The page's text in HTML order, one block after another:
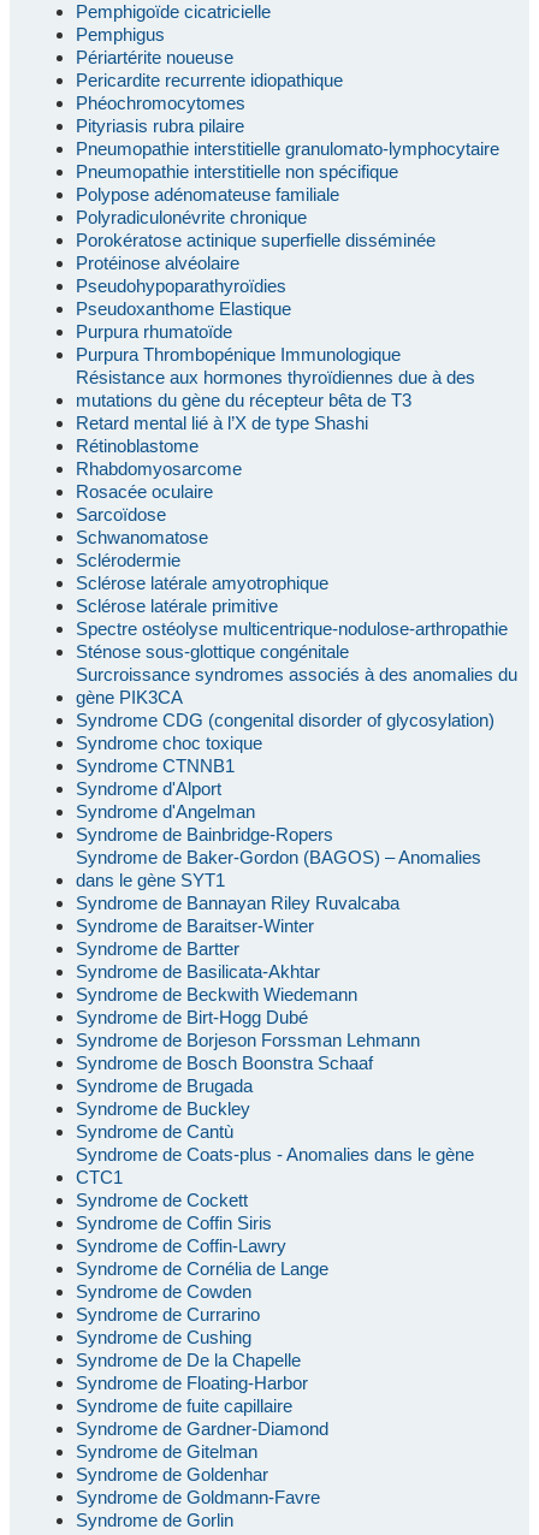
Pemphigoïde cicatricielle
Pemphigus
Périartérite noueuse
Pericardite recurrente idiopathique
Phéochromocytomes
Pityriasis rubra pilaire
Pneumopathie interstitielle granulomato-lymphocytaire
Pneumopathie interstitielle non spécifique
Polypose adénomateuse familiale
Polyradiculonévrite chronique
Porokératose actinique superfielle disséminée
Protéinose alvéolaire
Pseudohypoparathyroïdies
Pseudoxanthome Elastique
Purpura rhumatoïde
Purpura Thrombopénique Immunologique
Résistance aux hormones thyroïdiennes due à des
mutations du gène du récepteur bêta de T3
Retard mental lié à l’X de type Shashi
Rétinoblastome
Rhabdomyosarcome
Rosacée oculaire
Sarcoïdose
Schwanomatose
Sclérodermie
Sclérose latérale amyotrophique
Sclérose latérale primitive
Spectre ostéolyse multicentrique-nodulose-arthropathie
Sténose sous-glottique congénitale
Surcroissance syndromes associés à des anomalies du
gène PIK3CA
Syndrome CDG (congenital disorder of glycosylation)
Syndrome choc toxique
Syndrome CTNNB1
Syndrome d'Alport
Syndrome d'Angelman
Syndrome de Bainbridge-Ropers
Syndrome de Baker-Gordon (BAGOS) – Anomalies
dans le gène SYT1
Syndrome de Bannayan Riley Ruvalcaba
Syndrome de Baraitser-Winter
Syndrome de Bartter
Syndrome de Basilicata-Akhtar
Syndrome de Beckwith Wiedemann
Syndrome de Birt-Hogg Dubé
Syndrome de Borjeson Forssman Lehmann
Syndrome de Bosch Boonstra Schaaf
Syndrome de Brugada
Syndrome de Buckley
Syndrome de Cantù
Syndrome de Coats-plus - Anomalies dans le gène
CTC1
Syndrome de Cockett
Syndrome de Coffin Siris
Syndrome de Coffin-Lawry
Syndrome de Cornélia de Lange
Syndrome de Cowden
Syndrome de Currarino
Syndrome de Cushing
Syndrome de De la Chapelle
Syndrome de Floating-Harbor
Syndrome de fuite capillaire
Syndrome de Gardner-Diamond
Syndrome de Gitelman
Syndrome de Goldenhar
Syndrome de Goldmann-Favre
Syndrome de Gorlin